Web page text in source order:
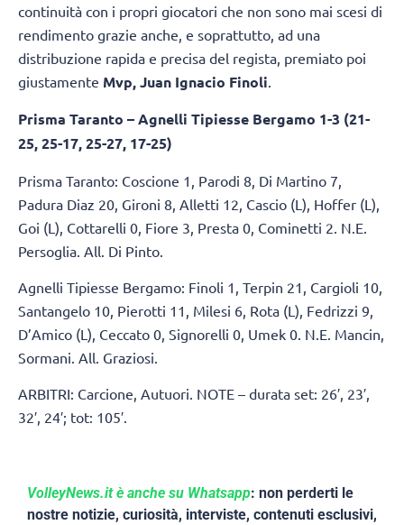
continuità con i propri giocatori che non sono mai scesi di
rendimento grazie anche, e soprattutto, ad una
distribuzione rapida e precisa del regista, premiato poi
giustamente Mvp, Juan Ignacio Finoli
Prisma Taranto – Agnelli Tipiesse Bergamo 1-3 (21-
25, 25-17, 25-27, 17-25)
Prisma Taranto: Coscione 1, Parodi 8, Di Martino 7,
Padura Diaz 20, Gironi 8, Alletti 12, Cascio (L), Hoffer (L),
Goi (L), Cottarelli 0, Fiore 3, Presta 0, Cominetti 2. N.E.
Persoglia. All. Di Pinto.
Agnelli Tipiesse Bergamo: Finoli 1, Terpin 21, Cargioli 10,
Santangelo 10, Pierotti 11, Milesi 6, Rota (L), Fedrizzi 9,
D’Amico (L), Ceccato 0, Signorelli 0, Umek 0. N.E. Mancin,
Sormani. All. Graziosi.
ARBITRI: Carcione, Autuori. NOTE – durata set: 26′, 23′,
32′, 24′; tot: 105′.
VolleyNews.it è anche su Whatsapp: non perderti le
nostre notizie, curiosità, interviste, contenuti esclusivi,